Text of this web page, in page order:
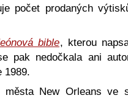
počet prodaných
bible, kterou
pak nedočkala ani
1989.
New Orleans ve